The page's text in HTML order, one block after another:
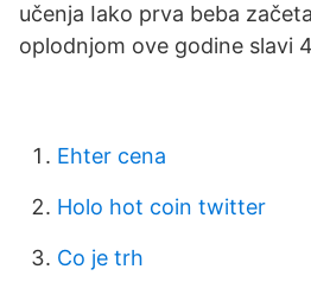
učenja Iako prva beba
oplodnjom ove godine slavi
Ehter cena
Holo hot coin twitter
Co je trh